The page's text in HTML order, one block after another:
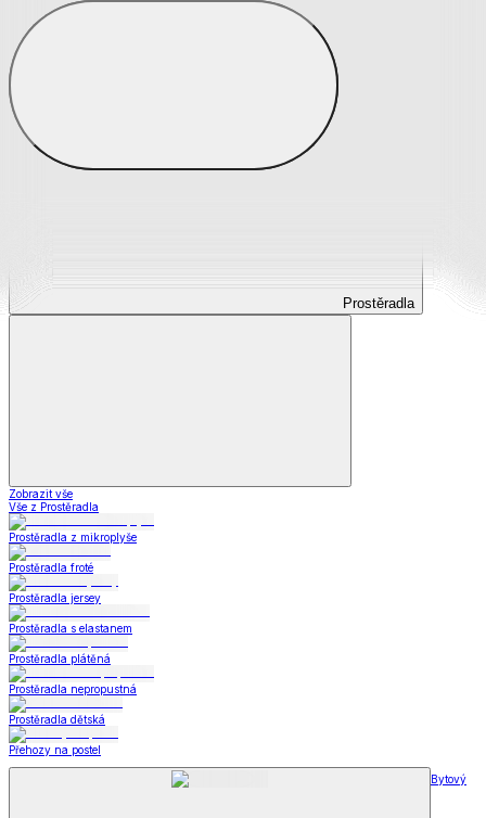
Prostěradla
Prostěradla
Zobrazit vše
Vše z Prostěradla
Prostěradla z mikroplyše
Prostěradla froté
Prostěradla jersey
Prostěradla s elastanem
Prostěradla plátěná
Prostěradla nepropustná
Prostěradla dětská
Přehozy na postel
Bytový